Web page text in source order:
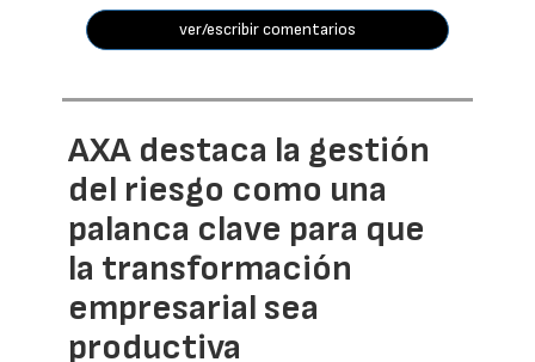
ver/escribir comentarios
AXA destaca la gestión
del riesgo como una
palanca clave para que
la transformación
empresarial sea
productiva